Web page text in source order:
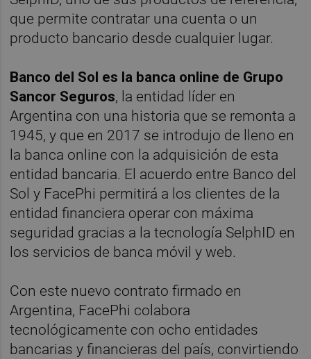
que permite contratar una cuenta o un
producto bancario desde cualquier lugar.
Banco del Sol es la banca online de Grupo
Sancor Seguros, la entidad líder en
Argentina con una historia que se remonta a
1945, y que en 2017 se introdujo de lleno en
la banca online con la adquisición de esta
entidad bancaria. El acuerdo entre Banco del
Sol y FacePhi permitirá a los clientes de la
entidad financiera operar con máxima
seguridad gracias a la tecnología SelphID en
los servicios de banca móvil y web.
Con este nuevo contrato firmado en
Argentina, FacePhi colabora
tecnológicamente con ocho entidades
bancarias y financieras del país, convirtiendo